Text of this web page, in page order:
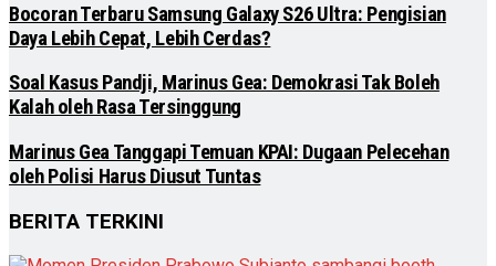
Bocoran Terbaru Samsung Galaxy S26 Ultra: Pengisian
Daya Lebih Cepat, Lebih Cerdas?
Soal Kasus Pandji, Marinus Gea: Demokrasi Tak Boleh
Kalah oleh Rasa Tersinggung
Marinus Gea Tanggapi Temuan KPAI: Dugaan Pelecehan
oleh Polisi Harus Diusut Tuntas
BERITA TERKINI